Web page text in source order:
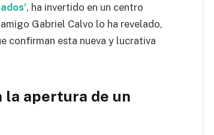
, ha invertido en un centro
Gabriel Calvo lo ha revelado,
confirman esta nueva y lucrativa
la apertura de un